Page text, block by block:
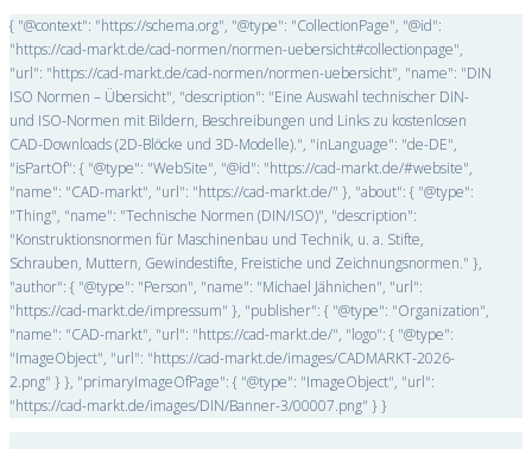
{ "@context": "https://schema.org", "@type": "CollectionPage", "@id":
"https://cad-markt.de/cad-normen/normen-uebersicht#collectionpage",
"url": "https://cad-markt.de/cad-normen/normen-uebersicht", "name": "DIN
ISO Normen – Übersicht", "description": "Eine Auswahl technischer DIN-
und ISO-Normen mit Bildern, Beschreibungen und Links zu kostenlosen
CAD-Downloads (2D-Blöcke und 3D-Modelle).", "inLanguage": "de-DE",
"isPartOf": { "@type": "WebSite", "@id": "https://cad-markt.de/#website",
"name": "CAD-markt", "url": "https://cad-markt.de/" }, "about": { "@type":
"Thing", "name": "Technische Normen (DIN/ISO)", "description":
"Konstruktionsnormen für Maschinenbau und Technik, u. a. Stifte,
Schrauben, Muttern, Gewindestifte, Freistiche und Zeichnungsnormen." },
"author": { "@type": "Person", "name": "Michael Jähnichen", "url":
"https://cad-markt.de/impressum" }, "publisher": { "@type": "Organization",
"name": "CAD-markt", "url": "https://cad-markt.de/", "logo": { "@type":
"ImageObject", "url": "https://cad-markt.de/images/CADMARKT-2026-
2.png" } }, "primaryImageOfPage": { "@type": "ImageObject", "url":
"https://cad-markt.de/images/DIN/Banner-3/00007.png" } }